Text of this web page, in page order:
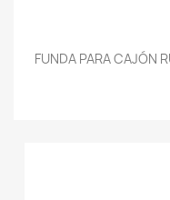
FUNDA PARA CAJÓN